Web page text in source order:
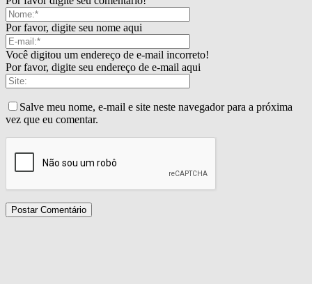
Por favor, digite seu nome aqui
Você digitou um endereço de e-mail incorreto!
Por favor, digite seu endereço de e-mail aqui
Salve meu nome, e-mail e site neste navegador para a próxima
vez que eu comentar.